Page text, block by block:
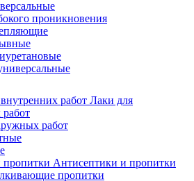
проникновения
Лаки для
работ
Антисептики и пропитки